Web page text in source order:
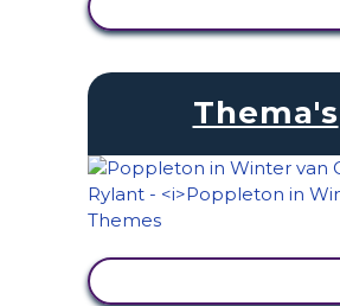
Thema's